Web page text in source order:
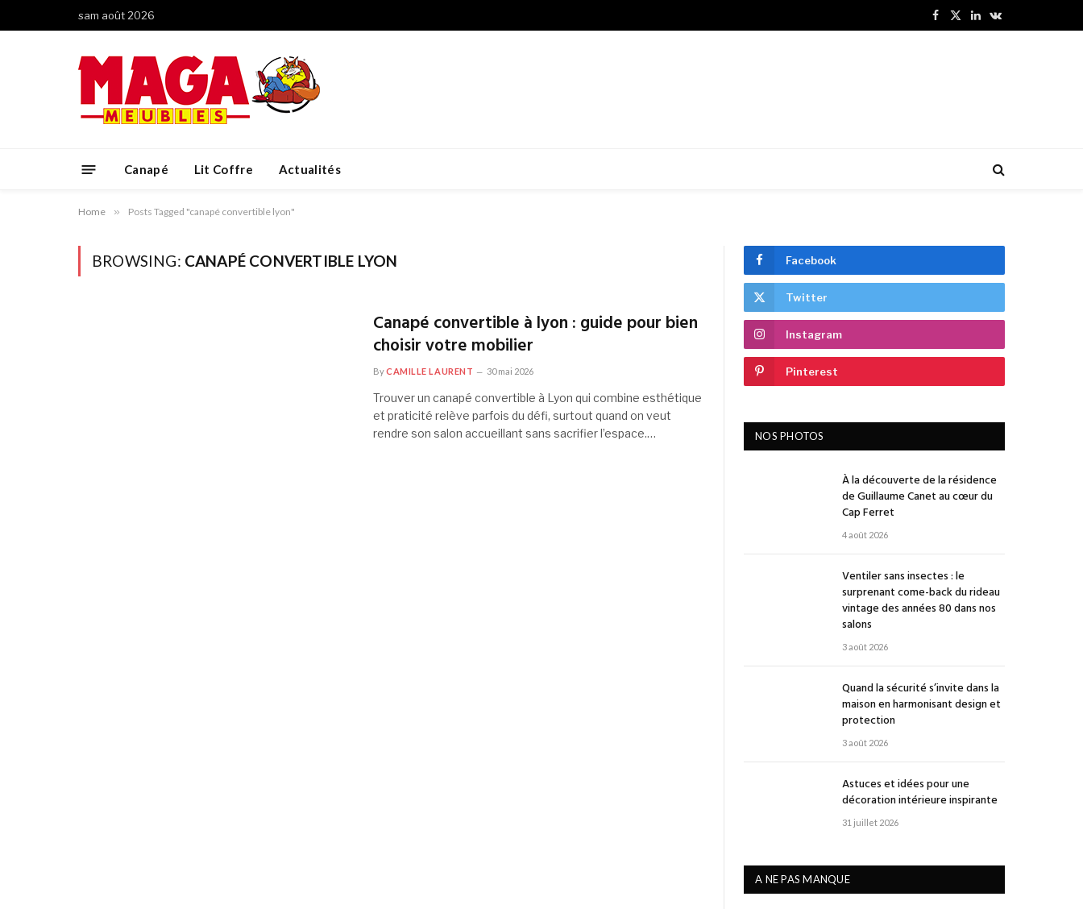
sam août 2026
Facebook
X
LinkedInVKontakte
Canapé Lit Coffre Actualités
Home » Posts Tagged "canapé convertible lyon"
BROWSING: CANAPÉ CONVERTIBLE LYON
Canapé convertible à lyon : guide pour bien
choisir votre mobilier
ByCAMILLE LAURENT 30 mai 2026
Trouver un canapé convertible à Lyon qui combine esthétique
et praticité relève parfois du défi, surtout quand on veut
rendre son salon accueillant sans sacrifier l’espace.…
Facebook
Twitter
Instagram
Pinterest
NOS PHOTOS
À la découverte de la résidence
de Guillaume Canet au cœur du
Cap Ferret
4 août 2026
Ventiler sans insectes : le
surprenant come-back du rideau
vintage des années 80 dans nos
salons
3 août 2026
Quand la sécurité s’invite dans la
maison en harmonisant design et
protection
3 août 2026
Astuces et idées pour une
décoration intérieure inspirante
31 juillet 2026
A NE PAS MANQUE